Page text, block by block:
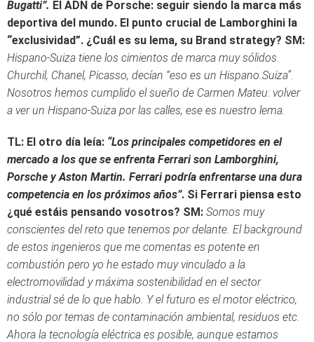
Bugatti”. El ADN de Porsche: seguir siendo la marca más
deportiva del mundo. El punto crucial de Lamborghini la
“exclusividad”. ¿Cuál es su lema, su Brand strategy? SM:
Hispano-Suiza tiene los cimientos de marca muy sólidos.
Churchil, Chanel, Picasso, decían “eso es un Hispano.Suiza”.
Nosotros hemos cumplido el sueño de Carmen Mateu: volver
a ver un Hispano-Suiza por las calles, ese es nuestro lema.
TL: El otro día leía: “Los principales competidores en el
mercado a los que se enfrenta Ferrari son Lamborghini,
Porsche y Aston Martin. Ferrari podría enfrentarse una dura
competencia en los próximos años”. Si Ferrari piensa esto
¿qué estáis pensando vosotros? SM: Somos muy
conscientes del reto que tenemos por delante. El background
de estos ingenieros que me comentas es potente en
combustión pero yo he estado muy vinculado a la
electromovilidad y máxima sostenibilidad en el sector
industrial sé de lo que hablo. Y el futuro es el motor eléctrico,
no sólo por temas de contaminación ambiental, residuos etc.
Ahora la tecnología eléctrica es posible, aunque estamos